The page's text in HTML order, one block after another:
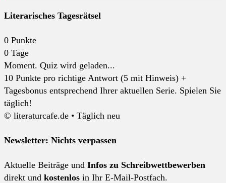
Literarisches Tagesrätsel
0 Punkte
0 Tage
Moment. Quiz wird geladen...
10 Punkte pro richtige Antwort (5 mit Hinweis) +
Tagesbonus entsprechend Ihrer aktuellen Serie. Spielen Sie
täglich!
© literaturcafe.de • Täglich neu
Newsletter: Nichts verpassen
Aktuelle Beiträge und Infos zu Schreibwettbewerben
direkt und kostenlos in Ihr E-Mail-Postfach.